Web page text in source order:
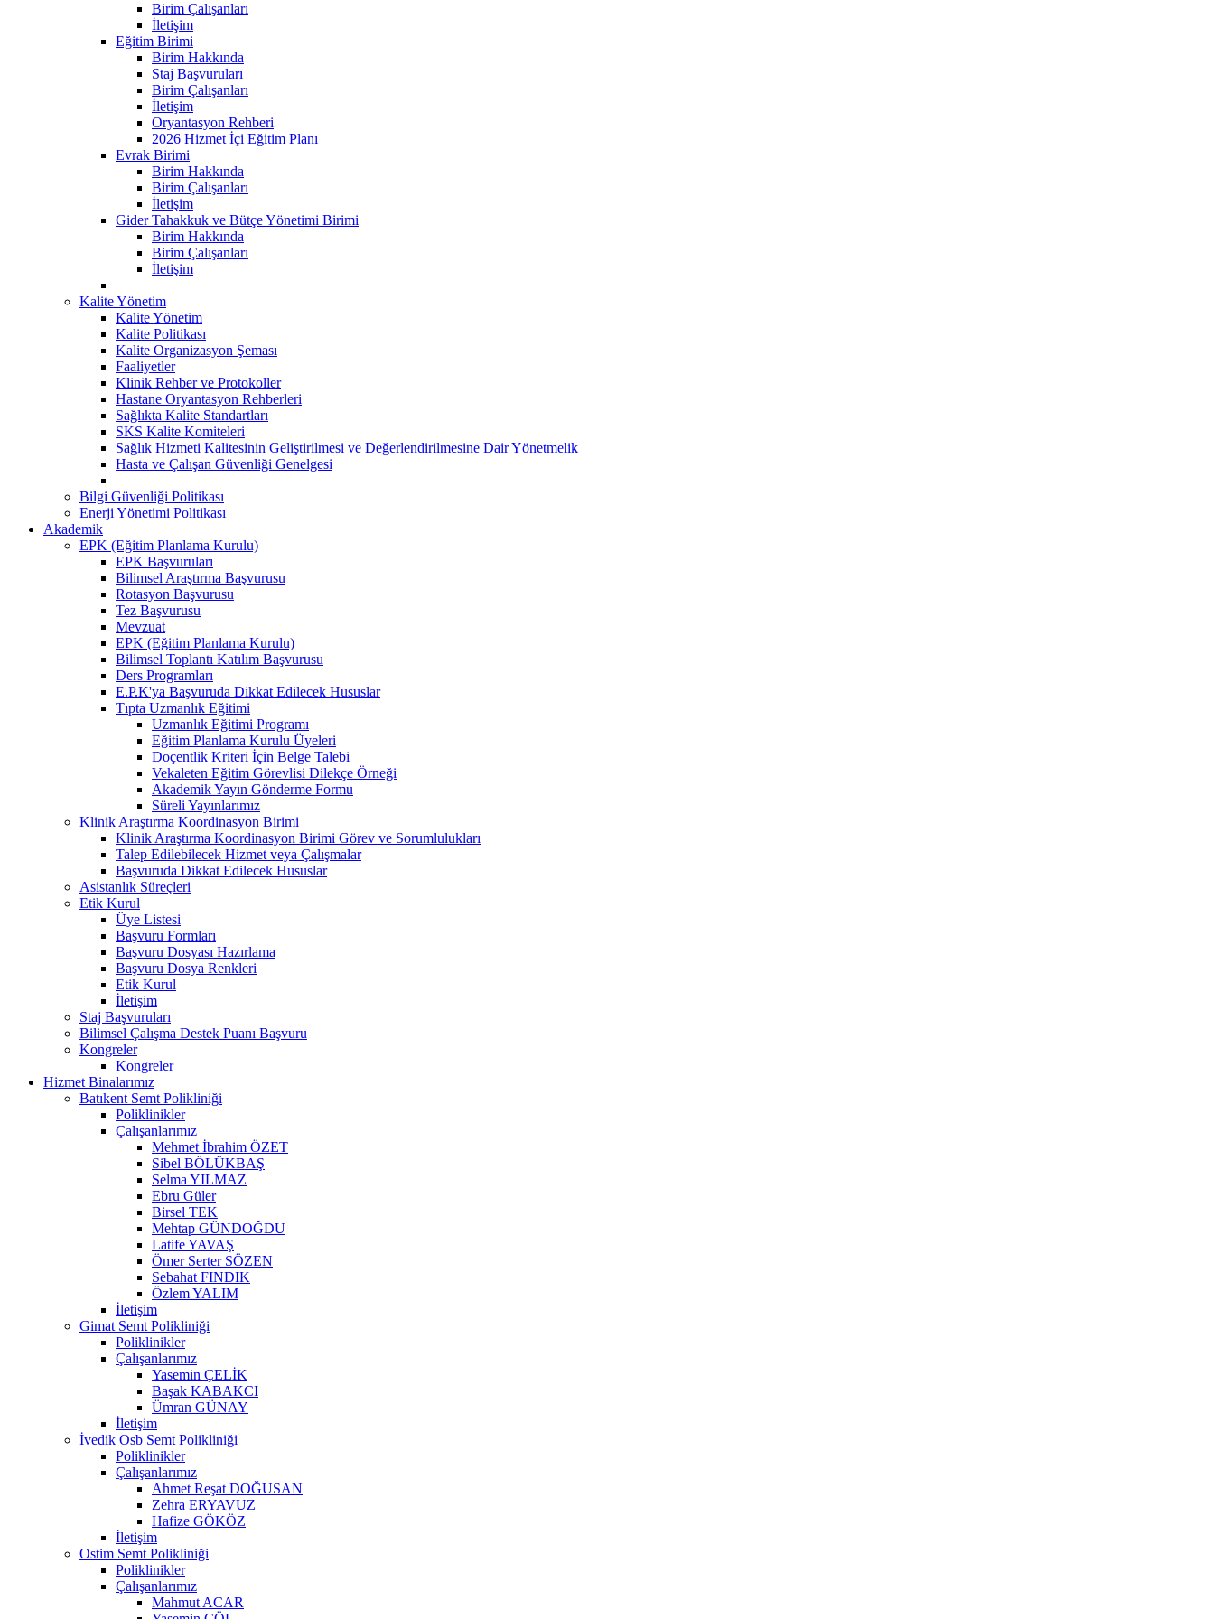
Birim Çalışanları
İletişim
Eğitim Birimi
Birim Hakkında
Staj Başvuruları
Birim Çalışanları
İletişim
Oryantasyon Rehberi
2026 Hizmet İçi Eğitim Planı
Evrak Birimi
Birim Hakkında
Birim Çalışanları
İletişim
Gider Tahakkuk ve Bütçe Yönetimi Birimi
Birim Hakkında
Birim Çalışanları
İletişim
Kalite Yönetim
Kalite Yönetim
Kalite Politikası
Kalite Organizasyon Şeması
Faaliyetler
Klinik Rehber ve Protokoller
Hastane Oryantasyon Rehberleri
Sağlıkta Kalite Standartları
SKS Kalite Komiteleri
Sağlık Hizmeti Kalitesinin Geliştirilmesi ve Değerlendirilmesine Dair Yönetmelik
Hasta ve Çalışan Güvenliği Genelgesi
Bilgi Güvenliği Politikası
Enerji Yönetimi Politikası
Akademik
EPK (Eğitim Planlama Kurulu)
EPK Başvuruları
Bilimsel Araştırma Başvurusu
Rotasyon Başvurusu
Tez Başvurusu
Mevzuat
EPK (Eğitim Planlama Kurulu)
Bilimsel Toplantı Katılım Başvurusu
Ders Programları
E.P.K'ya Başvuruda Dikkat Edilecek Hususlar
Tıpta Uzmanlık Eğitimi
Uzmanlık Eğitimi Programı
Eğitim Planlama Kurulu Üyeleri
Doçentlik Kriteri İçin Belge Talebi
Vekaleten Eğitim Görevlisi Dilekçe Örneği
Akademik Yayın Gönderme Formu
Süreli Yayınlarımız
Klinik Araştırma Koordinasyon Birimi
Klinik Araştırma Koordinasyon Birimi Görev ve Sorumlulukları
Talep Edilebilecek Hizmet veya Çalışmalar
Başvuruda Dikkat Edilecek Hususlar
Asistanlık Süreçleri
Etik Kurul
Üye Listesi
Başvuru Formları
Başvuru Dosyası Hazırlama
Başvuru Dosya Renkleri
Etik Kurul
İletişim
Staj Başvuruları
Bilimsel Çalışma Destek Puanı Başvuru
Kongreler
Kongreler
Hizmet Binalarımız
Batıkent Semt Polikliniği
Poliklinikler
Çalışanlarımız
Mehmet İbrahim ÖZET
Sibel BÖLÜKBAŞ
Selma YILMAZ
Ebru Güler
Birsel TEK
Mehtap GÜNDOĞDU
Latife YAVAŞ
Ömer Serter SÖZEN
Sebahat FINDIK
Özlem YALIM
İletişim
Gimat Semt Polikliniği
Poliklinikler
Çalışanlarımız
Yasemin ÇELİK
Başak KABAKCI
Ümran GÜNAY
İletişim
İvedik Osb Semt Polikliniği
Poliklinikler
Çalışanlarımız
Ahmet Reşat DOĞUSAN
Zehra ERYAVUZ
Hafize GÖKÖZ
İletişim
Ostim Semt Polikliniği
Poliklinikler
Çalışanlarımız
Mahmut ACAR